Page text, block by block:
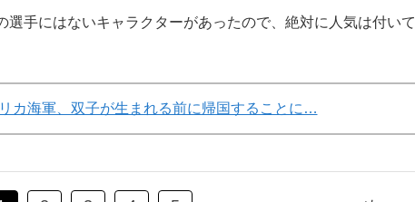
手にはないキャラクターがあったので、絶対に人気は付いて
カ海軍、双子が生まれる前に帰国することに…